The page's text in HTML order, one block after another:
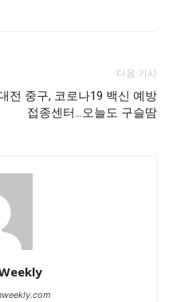
다음 기사
전 중구, 코로나19 백신 예방
접종센터…오늘도 구슬땀